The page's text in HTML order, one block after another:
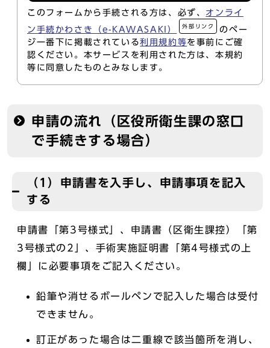
このフォームから手続される方は、必ず、 オンライ
ン手続かわさき（e-KAWASAKI）
外部リンク
のペー
ジ一番下に掲載されている利用規約等を事前にご確
認ください。本サービスを利用された方は、本規約
等に同意したものとみなします。
申請の流れ（区役所衛生課の窓口
で手続きする場合）
（1）申請書を入手し、申請事項を記入
する
申請書「第3号様式」、申請書（区衛生課控）「第
3号様式の2」、手術実施証明書「第4号様式の上
欄」に必要事項をご記入ください。
鉛筆や消せるボールペンで記入した場合は受付
できません。
訂正があった場合は二重線で該当箇所を消し、